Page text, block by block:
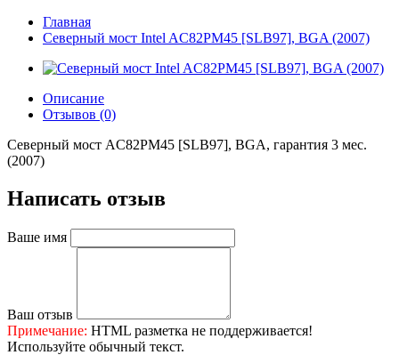
Главная
Северный мост Intel AC82PM45 [SLB97], BGA (2007)
Описание
Отзывов (0)
Северный мост AC82PM45 [SLB97], BGA, гарантия 3 мес.
(2007)
Написать отзыв
Ваше имя
Ваш отзыв
Примечание: HTML разметка не поддерживается!
Используйте обычный текст.